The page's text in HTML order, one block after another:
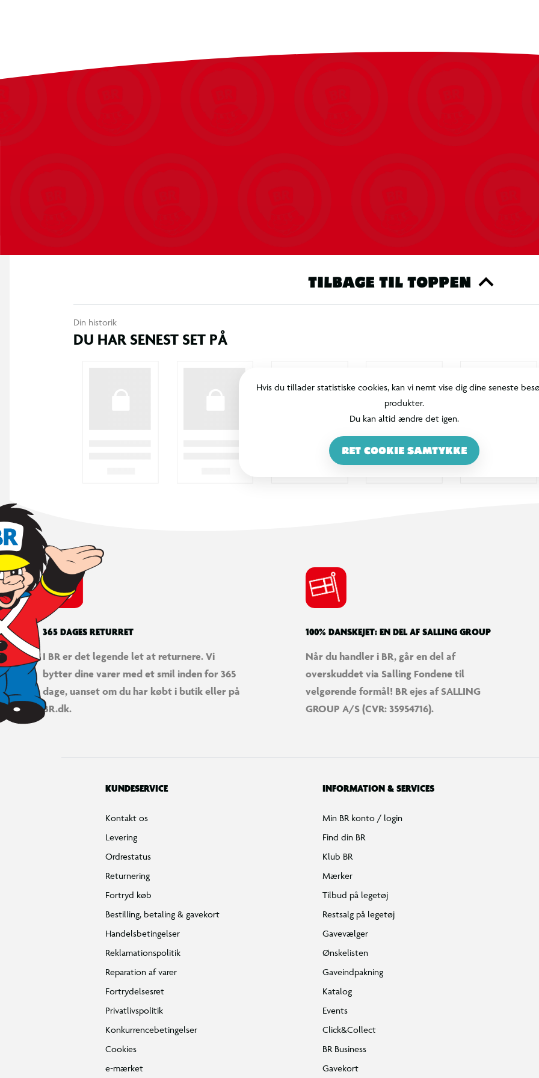
TILBAGE TIL TOPPEN
Din historik
DU HAR SENEST SET PÅ
Hvis du tillader statistiske cookies, kan vi nemt vise dig dine seneste
produkter.
Du kan altid ændre det igen.
RET COOKIE SAMTYKKE
365 DAGES RETURRET
I BR er det legende let at returnere. Vi
bytter dine varer med et smil inden for 365
dage, uanset om du har købt i butik eller på
BR.dk.
100% DANSKEJET: EN DEL AF SALLING GROUP
Når du handler i BR, går en del af
overskuddet via Salling Fondene til
velgørende formål! BR ejes af SALLING
GROUP A/S (CVR: 35954716).
KUNDESERVICE
Kontakt os
Levering
Ordrestatus
Returnering
Fortryd køb
Bestilling, betaling & gavekort
Handelsbetingelser
Reklamationspolitik
Reparation af varer
Fortrydelsesret
Privatlivspolitik
Konkurrencebetingelser
Cookies
e-mærket
INFORMATION & SERVICES
Min BR konto / login
Find din BR
Klub BR
Mærker
Tilbud på legetøj
Restsalg på legetøj
Gavevælger
Ønskelisten
Gaveindpakning
Katalog
Events
Click&Collect
BR Business
Gavekort